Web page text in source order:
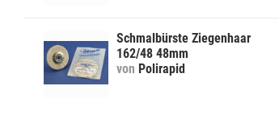
Schmalbürste Ziegenhaar
162/48 48mm
von Polirapid